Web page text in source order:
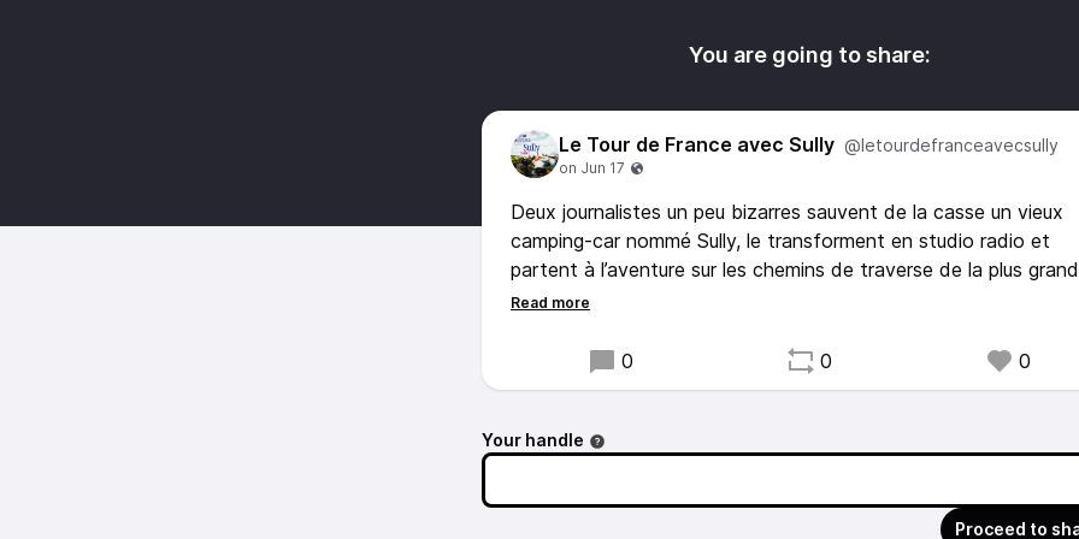
You are going to share:
Le Tour de France avec Sully @letourdefranceavecsully
Deux journalistes un peu bizarres sauvent de la casse un vieux
camping-car nommé Sully, le transforment en studio radio et
partent à l’aventure sur les chemins de traverse de la plus
course au monde, sans accréditation média ni sans la moindre
mais aussi des personnalités des territoires visités, pour raconter
cyclisme comme on ne l’avait encore jamais écouté.
0 0 0
Your handle
Proceed to